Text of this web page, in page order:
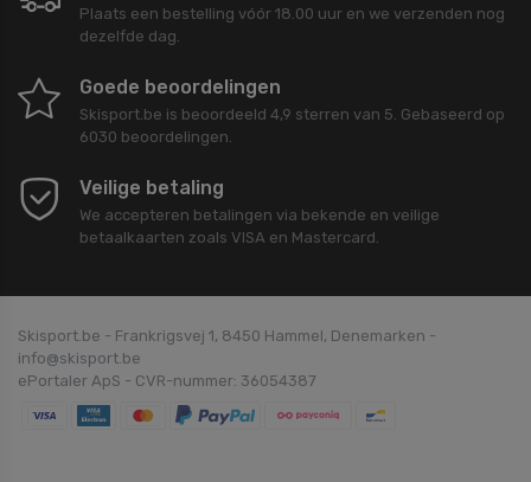
Plaats een bestelling vóór 18.00 uur en we verzenden nog
dezelfde dag.
Goede beoordelingen
Skisport.be is beoordeeld 4,9 sterren van 5. Gebaseerd op
6030 beoordelingen.
Veilige betaling
We accepteren betalingen via bekende en veilige
betaalkaarten zoals VISA en Mastercard.
Skisport.be - Frankrigsvej 1, 8450 Hammel, Denemarken -
info@skisport.be
ePortaler ApS - CVR-nummer: 36054387